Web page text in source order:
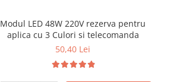
Modul LED 48W 220V rezerva pentru
aplica cu 3 Culori si telecomanda
50,40 Lei